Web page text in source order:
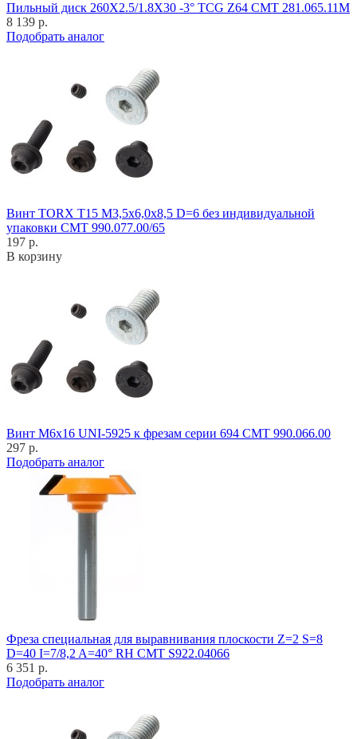
Пильный диск 260X2.5/1.8X30 -3° TCG Z64 CMT 281.065.11M
8 139 р.
Подобрать аналог
Винт TORX T15 M3,5x6,0x8,5 D=6 без индивидуальной
упаковки CMT 990.077.00/65
197 р.
В корзину
Винт M6x16 UNI-5925 к фрезам серии 694 CMT 990.066.00
297 р.
Подобрать аналог
Фреза специальная для выравнивания плоскости Z=2 S=8
D=40 I=7/8,2 A=40° RH CMT S922.04066
6 351 р.
Подобрать аналог